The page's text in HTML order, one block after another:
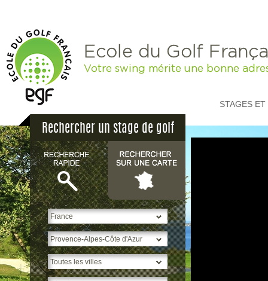
Ecole du Golf
Votre swing mérite une bonne
STAGES
Rechercher un stage de golf